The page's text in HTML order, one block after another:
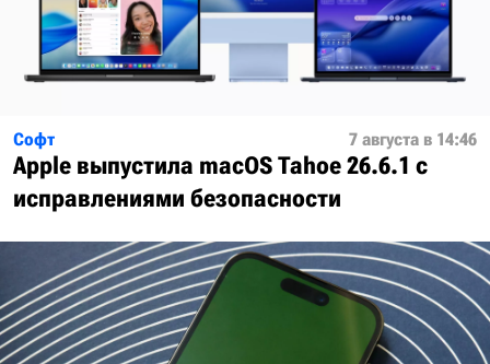
Софт 7 августа в 14:46
Apple выпустила macOS Tahoe 26.6.1 с
исправлениями безопасности